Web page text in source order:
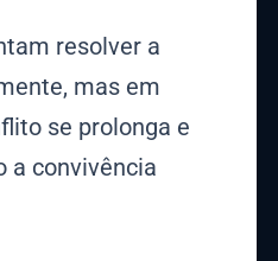
resolver a
mas em
se prolonga e
a convivência